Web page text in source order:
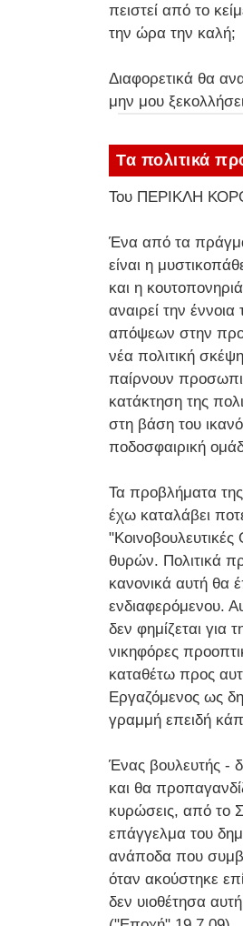
πειστεί από το
την ώρα την καλή;
Διαφορετικά θα
μην μου
Τα πολιτικά
Του ΠΕΡΙΚΛΗ
Ένα από τα
είναι η
και η
αναιρεί την
απόψεων στην
νέα πολιτική
παίρνουν
κατάκτηση της
στη βάση του
ποδοσφαιρική
Τα προβλήματα
έχω καταλάβει
θυρών. Πολιτικά
κανονικά αυτή θα
ενδιαφερόμενου.
δεν φημίζεται για
νικηφόρες
καταθέτω προς
Εργαζόμενος ως
γραμμή επειδή
Ένας βουλευτής -
και θα
κυρώσεις, από το
επάγγελμα του
ανάποδα που
όταν ακούστηκε
δεν υιοθέτησα